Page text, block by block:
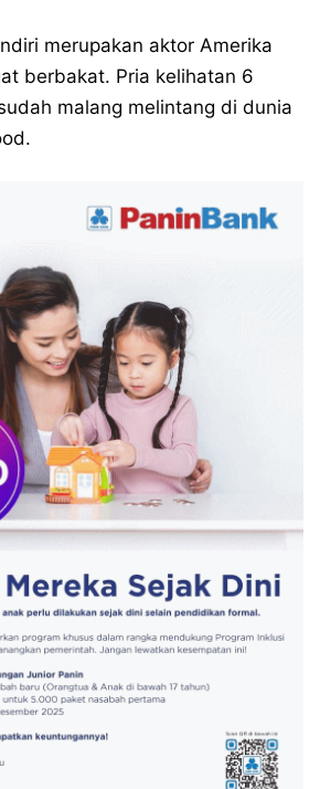
merupakan aktor Amerika
berbakat. Pria kelihatan 6
malang melintang di dunia